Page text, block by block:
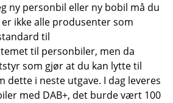
ny personbil eller ny bobil må du
ikke alle produsenter som
til
til personbiler, men da
som gjør at du kan lytte til
dette i neste utgave. I dag leveres
med DAB+, det burde vært 100